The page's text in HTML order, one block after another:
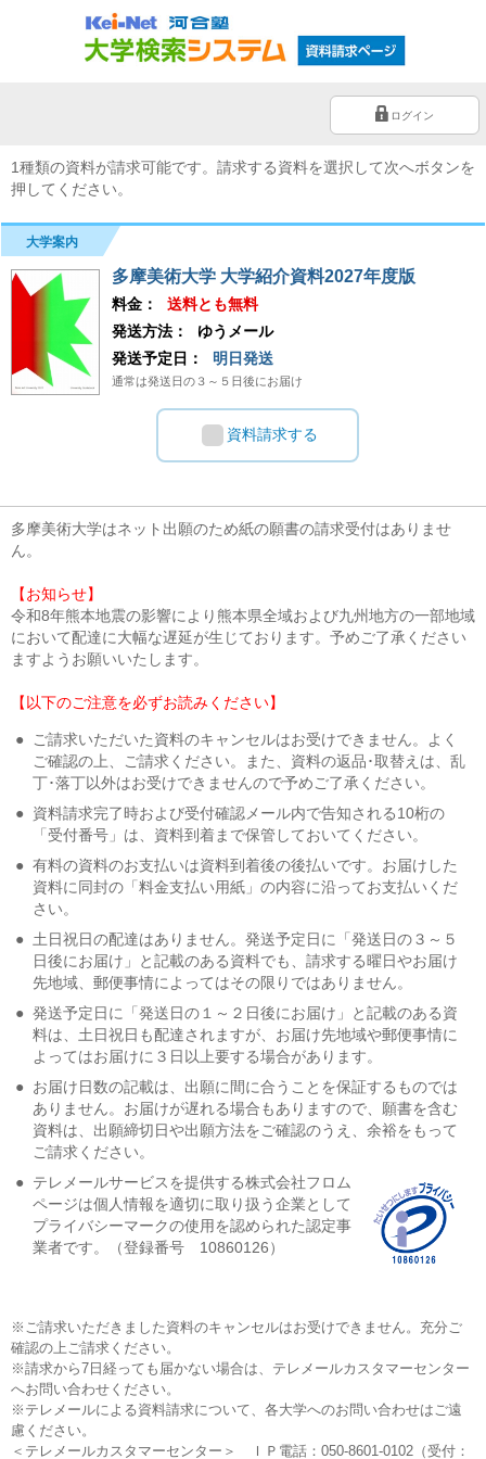
ログイン
1種類の資料が請求可能です。請求する資料を選択して次へボタンを
押してください。
大学案内
多摩美術大学 大学紹介資料2027年度版
料金：
送料とも無料
発送方法：
ゆうメール
発送予定日：
明日発送
通常は発送日の３～５日後にお届け
資料請求する
多摩美術大学はネット出願のため紙の願書の請求受付はありませ
ん。
【お知らせ】
令和8年熊本地震の影響により熊本県全域および九州地方の一部地域
において配達に大幅な遅延が生じております。予めご了承ください
ますようお願いいたします。
【以下のご注意を必ずお読みください】
●
ご請求いただいた資料のキャンセルはお受けできません。よく
ご確認の上、ご請求ください。また、資料の返品･取替えは、乱
丁･落丁以外はお受けできませんので予めご了承ください。
● 資料請求完了時および受付確認メール内で告知される10桁の
「受付番号」は、資料到着まで保管しておいてください。
● 有料の資料のお支払いは資料到着後の後払いです。お届けした
資料に同封の「料金支払い用紙」の内容に沿ってお支払いくだ
さい。
● 土日祝日の配達はありません。発送予定日に「発送日の３～５
日後にお届け」と記載のある資料でも、請求する曜日やお届け
先地域、郵便事情によってはその限りではありません。
● 発送予定日に「発送日の１～２日後にお届け」と記載のある資
料は、土日祝日も配達されますが、お届け先地域や郵便事情に
よってはお届けに３日以上要する場合があります。
● お届け日数の記載は、出願に間に合うことを保証するものでは
ありません。お届けが遅れる場合もありますので、願書を含む
資料は、出願締切日や出願方法をご確認のうえ、余裕をもって
ご請求ください。
● テレメールサービスを提供する株式会社フロム
ページは個人情報を適切に取り扱う企業として
プライバシーマークの使用を認められた認定事
業者です。（登録番号 10860126）
※ご請求いただきました資料のキャンセルはお受けできません。充分ご
確認の上ご請求ください。
※請求から7日経っても届かない場合は、テレメールカスタマーセンター
へお問い合わせください。
※テレメールによる資料請求について、各大学へのお問い合わせはご遠
慮ください。
＜テレメールカスタマーセンター＞ ＩＰ電話：050-8601-0102（受付：